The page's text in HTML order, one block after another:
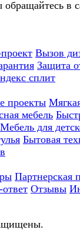
обращайтесь в
Вызов
Защита
сплит
проекты
мебель
Мебель для
Бытовая
Партнерская
Отзывы